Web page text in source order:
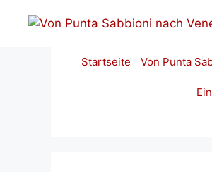
Inhalt
Startseite Von Punta